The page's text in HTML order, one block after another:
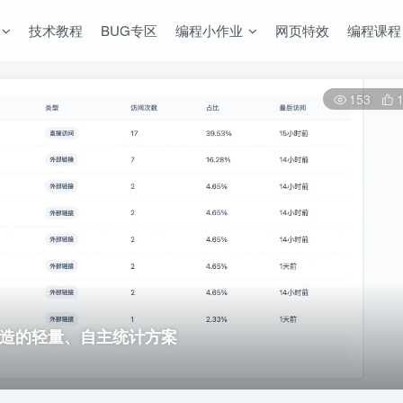
技术教程 BUG专区 编程小作业 网页特效 编程课程
的轻量、自主统计方案
153